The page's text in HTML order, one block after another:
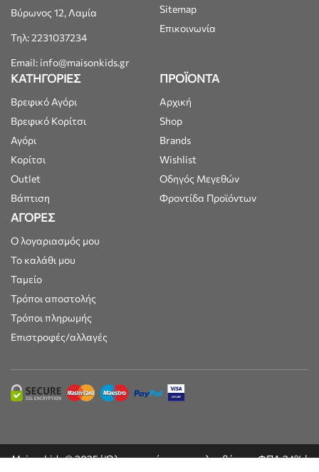
Βύρωνος 12, Λαμία
Τηλ: 2231037234
Email: info@maisonkids.gr
Sitemap
Επικοινωνία
ΚΑΤΗΓΟΡΙΕΣ
Βρεφικό Αγόρι
Βρεφικό Κορίτσι
Αγόρι
Κορίτσι
Outlet
Βάπτιση
ΠΡΟΪΟΝΤΑ
Αρχική
Shop
Brands
Wishlist
Οδηγός Μεγεθών
Φροντίδα Προϊόντων
ΑΓΟΡΕΣ
Ο λογαριασμός μου
Το καλάθι μου
Ταμείο
Τρόποι αποστολής
Τρόποι πληρωμής
Επιστροφές/αλλαγές
Maisonkids © 2025 | Όλες οι τιμές συμπεριλαμβάνουν ΦΠΑ 24% |